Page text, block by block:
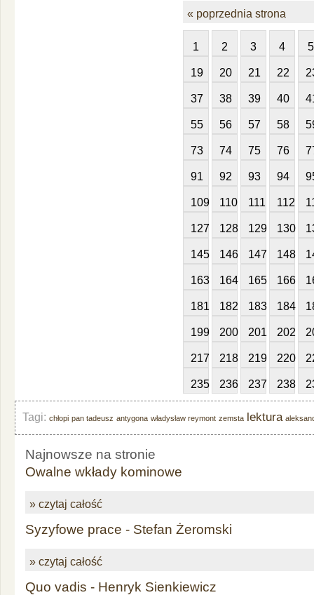
« poprzednia strona
1 2 3 4 5
19 20 21 22
37 38 39 40
55 56 57 58
73 74 75 76
91 92 93 94
109 110 111 112
127 128 129 130
145 146 147 148
163 164 165 166
181 182 183 184
199 200 201 202
217 218 219 220
235 236 237 238
Tagi: chłopi pan tadeusz antygona władysław reymont zemsta lektura
Najnowsze na stronie
Owalne wkłady kominowe
» czytaj całość
Syzyfowe prace - Stefan Żeromski
» czytaj całość
Quo vadis - Henryk Sienkiewicz